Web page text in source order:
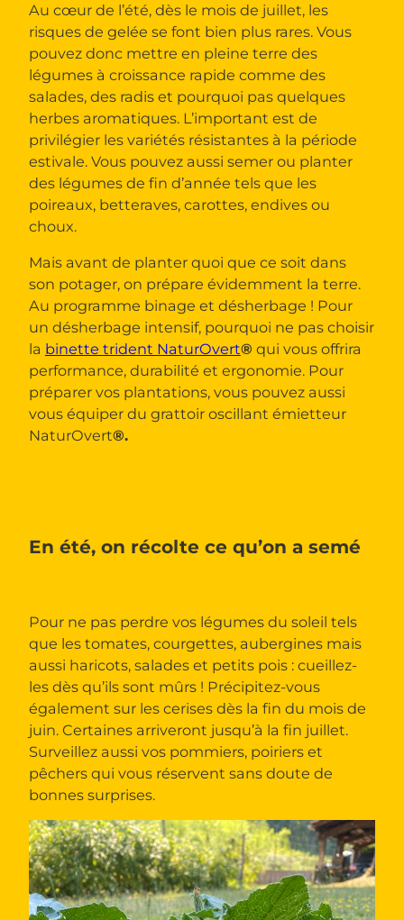
Au cœur de l’été, dès le mois de juillet, les
risques de gelée se font bien plus rares. Vous
pouvez donc mettre en pleine terre des
légumes à croissance rapide comme des
salades, des radis et pourquoi pas quelques
herbes aromatiques. L’important est de
privilégier les variétés résistantes à la période
estivale. Vous pouvez aussi semer ou planter
des légumes de fin d’année tels que les
poireaux, betteraves, carottes, endives ou
choux.
Mais avant de planter quoi que ce soit dans
son potager, on prépare évidemment la terre.
Au programme binage et désherbage ! Pour
un désherbage intensif, pourquoi ne pas choisir
la binette trident NaturOvert® qui vous offrira
performance, durabilité et ergonomie. Pour
préparer vos plantations, vous pouvez aussi
vous équiper du grattoir oscillant émietteur
NaturOvert®.
En été, on récolte ce qu’on a semé
Pour ne pas perdre vos légumes du soleil tels
que les tomates, courgettes, aubergines mais
aussi haricots, salades et petits pois : cueillez-
les dès qu’ils sont mûrs ! Précipitez-vous
également sur les cerises dès la fin du mois de
juin. Certaines arriveront jusqu’à la fin juillet.
Surveillez aussi vos pommiers, poiriers et
pêchers qui vous réservent sans doute de
bonnes surprises.